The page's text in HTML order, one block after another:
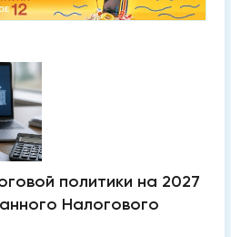
политики на 2027
Налогового